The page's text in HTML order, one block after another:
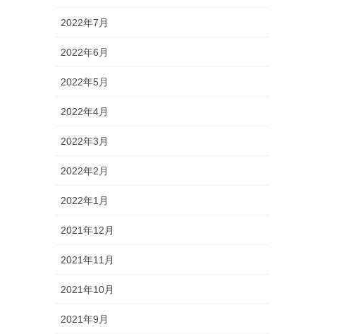
2022年7月
2022年6月
2022年5月
2022年4月
2022年3月
2022年2月
2022年1月
2021年12月
2021年11月
2021年10月
2021年9月